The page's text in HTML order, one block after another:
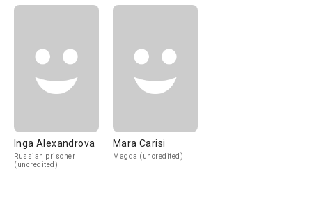
Inga Alexandrova
Russian prisoner
(uncredited)
Mara Carisi
Magda (uncredited)